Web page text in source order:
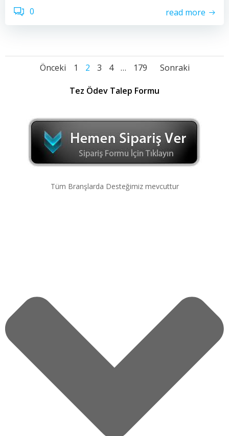
0 read more
Yazı
dolaşımı
Önceki
Yazı
dolaşımı
Sayfa
1 Sayfa
2 Sayfa
3 Sayfa
4 … Sayfa
179
Yazı
Sonraki
Tez Ödev Talep Formu
Tüm Branşlarda Desteğimiz mevcuttur